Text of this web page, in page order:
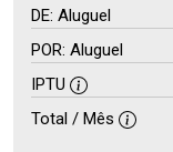
DE: Aluguel
POR: Aluguel
IPTU
Total / Mês